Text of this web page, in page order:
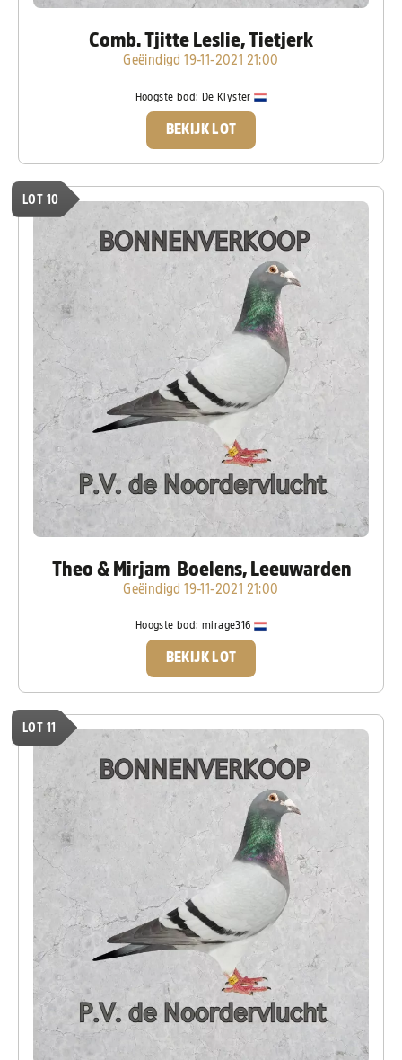
Comb. Tjitte Leslie, Tietjerk
Geëindigd 19-11-2021 21:00
Hoogste bod: De Klyster
BEKIJK LOT
LOT 10
Theo & Mirjam Boelens, Leeuwarden
Geëindigd 19-11-2021 21:00
Hoogste bod:mirage316
BEKIJK LOT
LOT 11